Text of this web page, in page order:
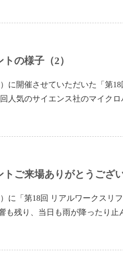
トの様子（2）
に開催させていただいた「第
人気のサイエンス社のマイク
トご来場ありがとうござ
に「第18回 リアルワークスリ
も残り、当日も雨が降ったり